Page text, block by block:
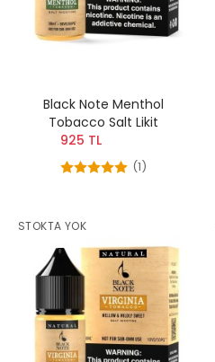
Black Note Menthol
Tobacco Salt Likit
925 TL
(1)
STOKTA YOK